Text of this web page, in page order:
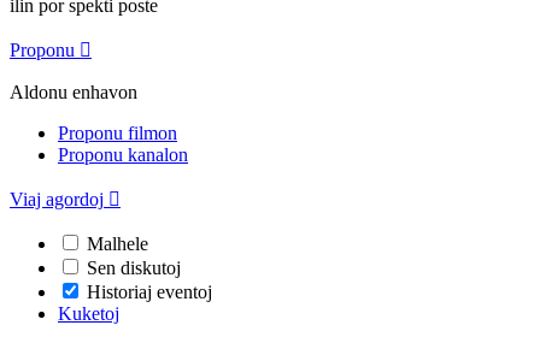
ilin por spekti poste
Proponu 
Aldonu enhavon
Proponu filmon
Proponu kanalon
Viaj agordoj 
Malhele
Sen diskutoj
Historiaj eventoj
Kuketoj